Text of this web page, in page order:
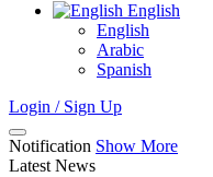
English
English
Arabic
Spanish
Login / Sign Up
Notification Show More
Latest News